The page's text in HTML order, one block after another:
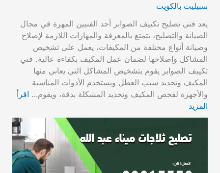
سبيليت بالكويت
يعد فني تصليح تكييف الصوابر أحد الفنيين المهرة في مجال
الصيانة والتصليح، يتمتع بالمعرفة والمهارات اللازمة لإصلاح
وصيانة أنواع مختلفة من المكيفات، يعمل على تشخيص
المشاكل وإصلاحها لضمان عمل المكيف بكفاءة عالية. فني
تكييف الصوابر يقوم بتشخيص المشاكل التي يعاني منها
المكيف وتحديد سبب العطل ويستخدم الأدوات المناسبة
والأجهزة لفحص المكيف وتحديد المشكلة بدقة، ويقوم… اقرأ
المزيد